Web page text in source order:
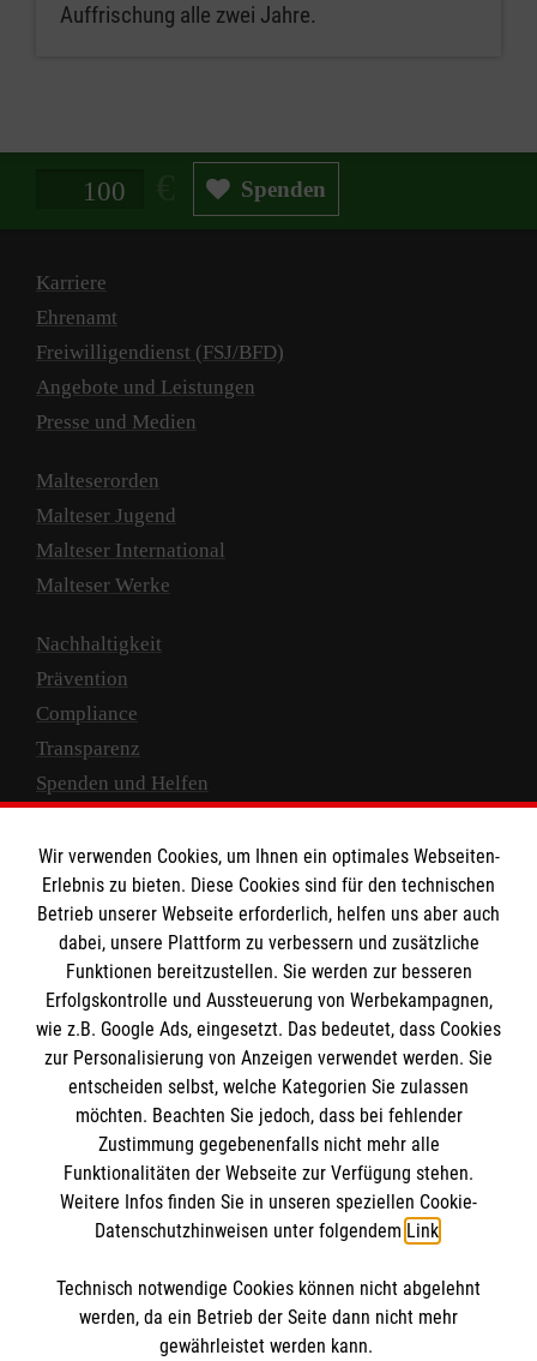
Auffrischung alle zwei Jahre.
Spendenbetrag in Euro Spenden
Karriere
Ehrenamt
Freiwilligendienst (FSJ/BFD)
Angebote und Leistungen
Presse und Medien
Malteserorden
Malteser Jugend
Malteser International
Malteser Werke
Nachhaltigkeit
Prävention
Compliance
Transparenz
Spenden und Helfen
Empfänger: Malteser Hilfsdienst e.V.
IBAN: DE10 3706 0120 1201 2000 12
BIC: GENODED 1PA7
Newsletter abonnieren
Cookies verwalten|AGB|Impressum|Datenschutz
Barrierefreiheit |Kontakt| Sharepoint|Mediathek
Wir verwenden Cookies, um Ihnen ein optimales Webseiten-
Erlebnis zu bieten. Diese Cookies sind für den technischen
Betrieb unserer Webseite erforderlich, helfen uns aber auch
dabei, unsere Plattform zu verbessern und zusätzliche
Funktionen bereitzustellen. Sie werden zur besseren
Erfolgskontrolle und Aussteuerung von Werbekampagnen,
wie z.B. Google Ads, eingesetzt. Das bedeutet, dass Cookies
zur Personalisierung von Anzeigen verwendet werden. Sie
entscheiden selbst, welche Kategorien Sie zulassen
möchten. Beachten Sie jedoch, dass bei fehlender
Zustimmung gegebenenfalls nicht mehr alle
Funktionalitäten der Webseite zur Verfügung stehen.
Weitere Infos finden Sie in unseren speziellen Cookie-
Datenschutzhinweisen unter folgendem Link.
Technisch notwendige Cookies können nicht abgelehnt
werden, da ein Betrieb der Seite dann nicht mehr
gewährleistet werden kann.